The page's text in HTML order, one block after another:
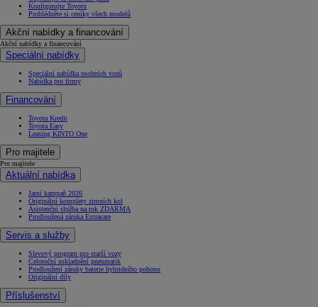
Konfigurujte Toyotu
Prohlédněte si ceníky všech modelů
Akční nabídky a financování
Akční nabídky a financování
Speciální nabídky
Speciální nabídka osobních vozů
Nabídka pro firmy
Financování
Toyota Kredit
Toyota Easy
Leasing KINTO One
Pro majitele
Pro majitele
Aktuální nabídka
Jarní kampaň 2026
Originální komplety zimních kol
Asistenční služba na rok ZDARMA
Prodloužená záruka Extracare
Servis a služby
Slevový program pro starší vozy
Celoroční uskladnění pneumatik
Prodloužení záruky baterie hybridního pohonu
Originální díly
Příslušenství